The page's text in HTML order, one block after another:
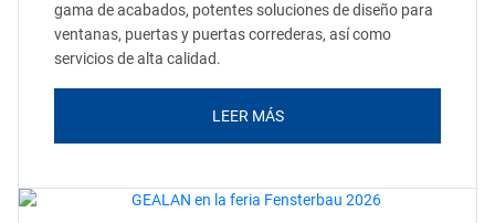
gama de acabados, potentes soluciones de diseño para
ventanas, puertas y puertas correderas, así como
servicios de alta calidad.
LEER MÁS